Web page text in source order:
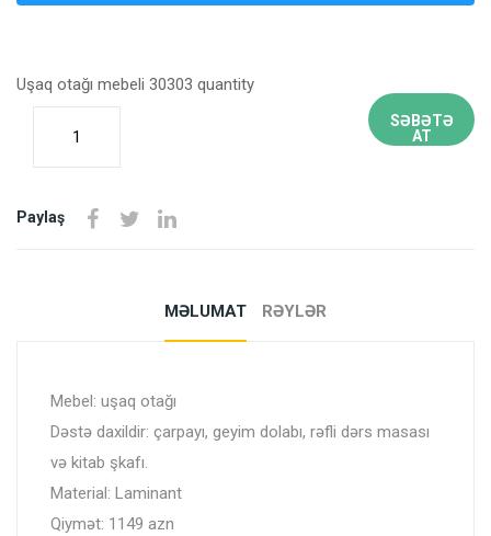
Uşaq otağı mebeli 30303 quantity
SƏBƏTƏ
AT
Paylaş
MƏLUMAT RƏYLƏR
Mebel: uşaq otağı
Dəstə daxildir: çarpayı, geyim dolabı, rəfli dərs masası
və kitab şkafı.
Material: Laminant
Qiymət: 1149 azn